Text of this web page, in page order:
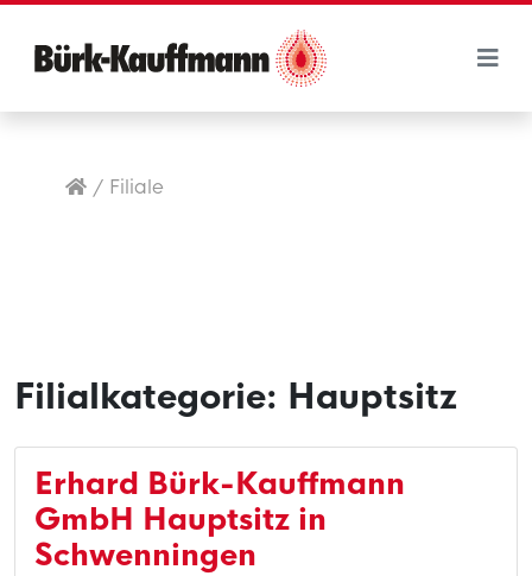
/ Filiale
Filialkategorie: Hauptsitz
Erhard Bürk-Kauffmann
GmbH Hauptsitz in
Schwenningen